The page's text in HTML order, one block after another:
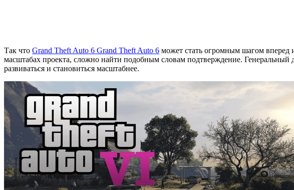
Так что Grand Theft Auto 6 Grand Theft Auto 6 может стать огромным шагом вперед
масштабах проекта, сложно найти подобным словам подтверждение.
развиваться и становиться масштабнее.